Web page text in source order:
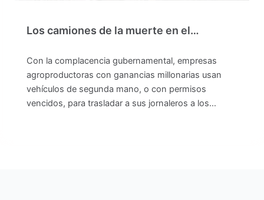
Los camiones de la muerte en el…
Con la complacencia gubernamental, empresas
agroproductoras con ganancias millonarias usan
vehículos de segunda mano, o con permisos
vencidos, para trasladar a sus jornaleros a los…